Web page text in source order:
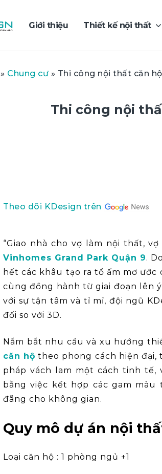
Giới thiệu Thiết kế nội thất
» Chung cư » Thi công nội thất căn
Thi công nội
Theo dõi KDesign trên
“Giao nhà cho vợ làm nội thất,
Vinhomes Grand Park Quận 9.
hết các khâu tạo ra tổ ấm mơ
cùng đồng hành từ giai đoạn lên
với sự tận tâm và tỉ mỉ, đội ngũ
đối so với 3D.
Nắm bắt nhu cầu và xu hướng
căn hộ theo phong cách hiện
pháp vách lam một cách tinh
bằng việc kết hợp các gam
đãng cho không gian.
Quy mô dự án nội
Loại căn hộ : 1 phòng ngủ +1